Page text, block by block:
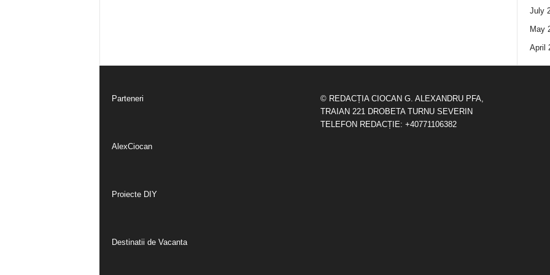
July
May
April
Parteneri
AlexCiocan
Proiecte DIY
Destinatii de Vacanta
© REDACȚIA CIOCAN G. ALEXANDRU PFA,
TRAIAN 221 DROBETA TURNU SEVERIN
TELEFON REDACȚIE: +40771106382